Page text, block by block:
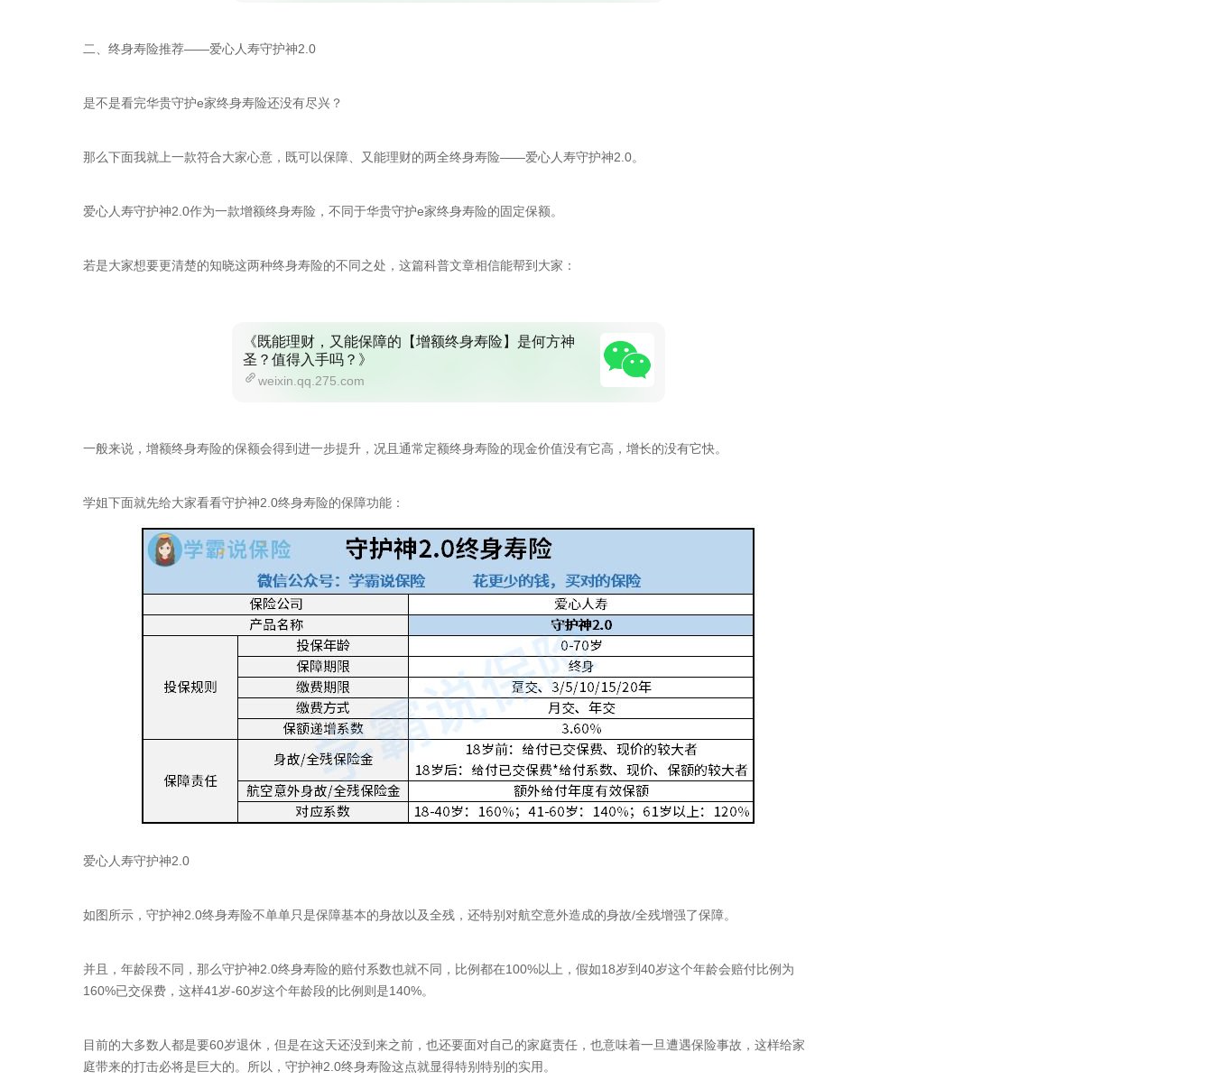
二、终身寿险推荐——爱心人寿守护神2.0
是不是看完华贵守护e家终身寿险还没有尽兴？
那么下面我就上一款符合大家心意，既可以保障、又能理财的两全终身寿险——爱心人寿守护神2.0。
爱心人寿守护神2.0作为一款增额终身寿险，不同于华贵守护e家终身寿险的固定保额。
若是大家想要更清楚的知晓这两种终身寿险的不同之处，这篇科普文章相信能帮到大家：
《既能理财，又能保障的【增额终身寿险】是何方神
圣？值得入手吗？》
weixin.qq.275.com
一般来说，增额终身寿险的保额会得到进一步提升，况且通常定额终身寿险的现金价值没有它高，增长的没有它快。
学姐下面就先给大家看看守护神2.0终身寿险的保障功能：
爱心人寿守护神2.0
如图所示，守护神2.0终身寿险不单单只是保障基本的身故以及全残，还特别对航空意外造成的身故/全残增强了保障。
并且，年龄段不同，那么守护神2.0终身寿险的赔付系数也就不同，比例都在100%以上，假如18岁到40岁这个年龄会赔付比例为
160%已交保费，这样41岁-60岁这个年龄段的比例则是140%。
目前的大多数人都是要60岁退休，但是在这天还没到来之前，也还要面对自己的家庭责任，也意味着一旦遭遇保险事故，这样给家
庭带来的打击必将是巨大的。所以，守护神2.0终身寿险这点就显得特别特别的实用。